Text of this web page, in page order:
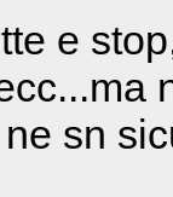
e
ne sn